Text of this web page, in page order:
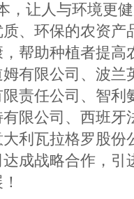
，让人与环境更
、环保的农资产
帮助种植者提高
有限公司、波兰
责任公司、智
限公司、西班
利瓦拉格罗股份
成战略合作，引